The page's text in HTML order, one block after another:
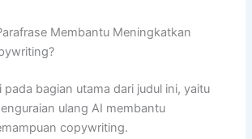
Membantu Meningkatkan
pada bagian utama dari judul ini, yaitu
ulang AI membantu
copywriting.